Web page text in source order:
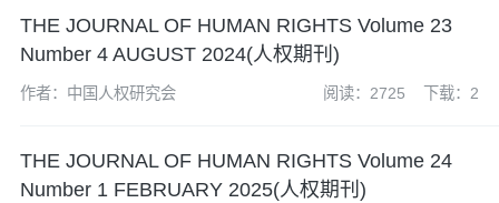
THE JOURNAL OF HUMAN RIGHTS Volume 23
Number 4 AUGUST 2024(人权期刊)
作者：中国人权研究会 阅读：2725 下载：2
THE JOURNAL OF HUMAN RIGHTS Volume 24
Number 1 FEBRUARY 2025(人权期刊)